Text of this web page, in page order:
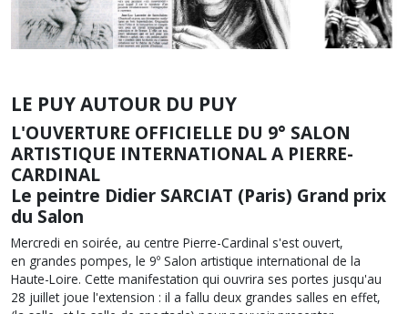
LE PUY AUTOUR DU PUY
L'OUVERTURE OFFICIELLE DU 9° SALON
ARTISTIQUE INTERNATIONAL A PIERRE-
CARDINAL
Le peintre Didier SARCIAT (Paris) Grand prix
du Salon
Mercredi en soirée, au centre Pierre-Cardinal s'est ouvert,
en grandes pompes, le 9º Salon artistique international de la
Haute-Loire. Cette manifestation qui ouvrira ses portes jusqu'au
28 juillet joue l'extension : il a fallu deux grandes salles en effet,